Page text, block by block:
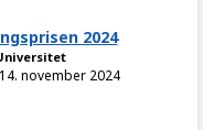
2024
14. november 2024